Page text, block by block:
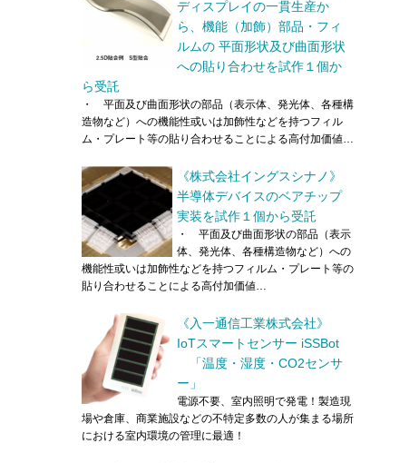
ディスプレイの一貫生産か
ら、機能（加飾）部品・フィ
ルムの 平面形状及び曲面形状
への貼り合わせを試作１個か
ら受託
・ 平面及び曲面形状の部品（表示体、発光体、各種構
造物など）への機能性或いは加飾性などを持つフィル
ム・プレート等の貼り合わせることによる高付加価値…
《株式会社イングスシナノ》
半導体デバイスのベアチップ
実装を試作１個から受託
・ 平面及び曲面形状の部品（表示
体、発光体、各種構造物など）への
機能性或いは加飾性などを持つフィルム・プレート等の
貼り合わせることによる高付加価値…
《入一通信工業株式会社》
IoTスマートセンサー iSSBot
「温度・湿度・CO2センサ
ー」
電源不要、室内照明で発電！製造現
場や倉庫、商業施設などの不特定多数の人が集まる場所
における室内環境の管理に最適！